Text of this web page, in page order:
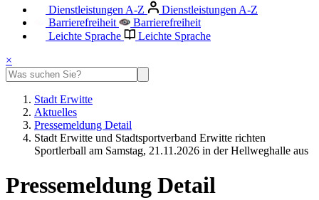
Dienstleistungen A-Z
Dienstleistungen A-Z
Barrierefreiheit
Barrierefreiheit
Leichte Sprache
Leichte Sprache
×
Stadt Erwitte
Aktuelles
Pressemeldung Detail
Stadt Erwitte und Stadtsportverband Erwitte richten
Sportlerball am Samstag, 21.11.2026 in der Hellweghalle aus
Pressemeldung Detail